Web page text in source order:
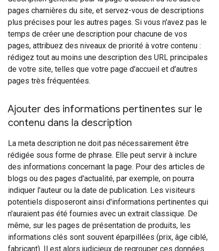
pages charnières du site, et servez-vous de descriptions
plus précises pour les autres pages. Si vous n'avez pas le
temps de créer une description pour chacune de vos
pages, attribuez des niveaux de priorité à votre contenu :
rédigez tout au moins une description des URL principales
de votre site, telles que votre page d'accueil et d'autres
pages très fréquentées.
Ajouter des informations pertinentes sur le
contenu dans la description
La meta description ne doit pas nécessairement être
rédigée sous forme de phrase. Elle peut servir à inclure
des informations concernant la page. Pour des articles de
blogs ou des pages d'actualité, par exemple, on pourra
indiquer l'auteur ou la date de publication. Les visiteurs
potentiels disposeront ainsi d'informations pertinentes qui
n'auraient pas été fournies avec un extrait classique. De
même, sur les pages de présentation de produits, les
informations clés sont souvent éparpillées (prix, âge ciblé,
fabricant). Il est alors judicieux de regrouper ces données